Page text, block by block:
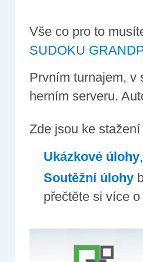
Vše co pro to
SUDOKU
Prvním turnajem, v
herním serveru.
Zde jsou ke
Ukázkové úlohy
Soutěžní úlohy
přečtěte si více